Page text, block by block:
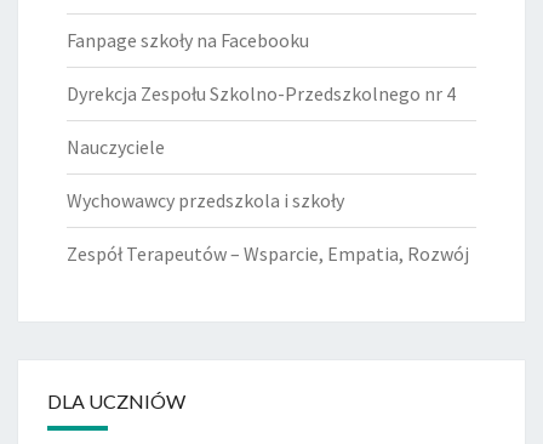
Fanpage szkoły na Facebooku
Dyrekcja Zespołu Szkolno-Przedszkolnego nr 4
Nauczyciele
Wychowawcy przedszkola i szkoły
Zespół Terapeutów – Wsparcie, Empatia, Rozwój
DLA UCZNIÓW